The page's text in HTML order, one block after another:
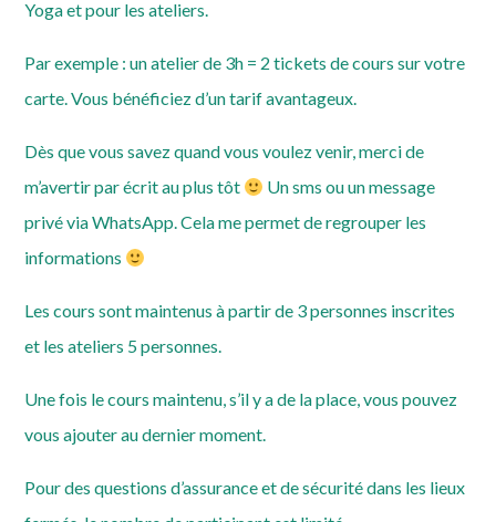
Yoga et pour les ateliers.
Par exemple : un atelier de 3h = 2 tickets de cours sur votre
carte. Vous bénéficiez d’un tarif avantageux.
Dès que vous savez quand vous voulez venir, merci de
m’avertir par écrit au plus tôt
Un sms ou un message
privé via WhatsApp. Cela me permet de regrouper les
informations
Les cours sont maintenus à partir de 3 personnes inscrites
et les ateliers 5 personnes.
Une fois le cours maintenu, s’il y a de la place, vous pouvez
vous ajouter au dernier moment.
Pour des questions d’assurance et de sécurité dans les lieux